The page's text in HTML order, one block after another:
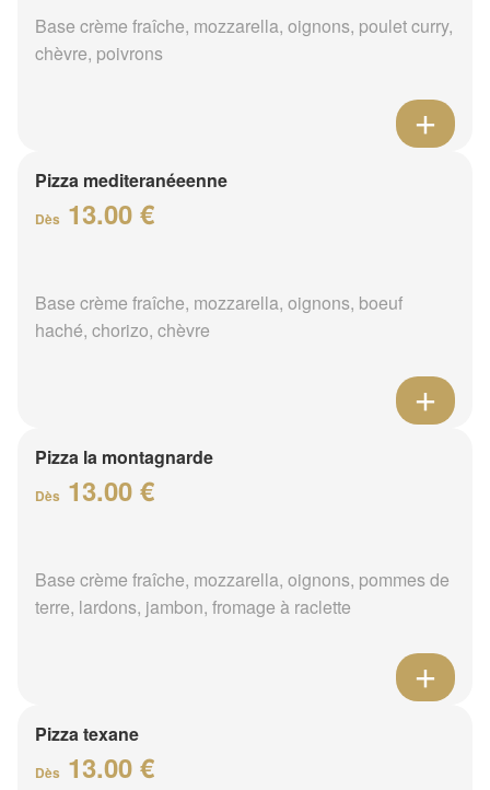
Base crème fraîche, mozzarella, oignons, poulet curry,
chèvre, poivrons
Pizza mediteranéeenne
Dès 13.00 €
Base crème fraîche, mozzarella, oignons, boeuf
haché, chorizo, chèvre
Pizza la montagnarde
Dès 13.00 €
Base crème fraîche, mozzarella, oignons, pommes de
terre, lardons, jambon, fromage à raclette
Pizza texane
Dès 13.00 €